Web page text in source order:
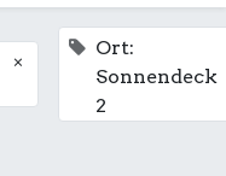
×
Ort:
Sonnendeck
2